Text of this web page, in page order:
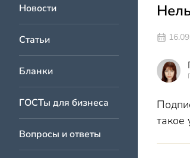
Новости
Статьи
Бланки
ГОСТы для бизнеса
Вопросы и ответы
такое